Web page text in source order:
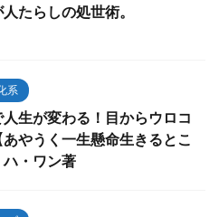
たらしの処世術。
系
生が変わる！目からウロコ
やうく一生懸命生きるとこ
・ワン著